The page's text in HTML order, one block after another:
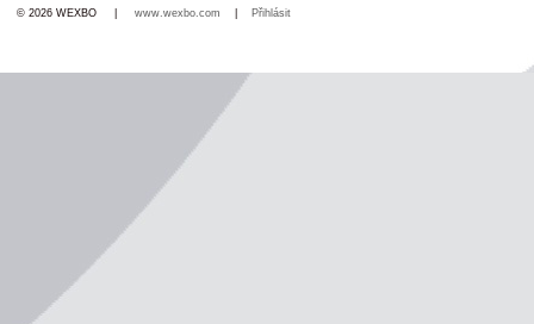
© 2026 WEXBO | www.wexbo.com Přihlásit